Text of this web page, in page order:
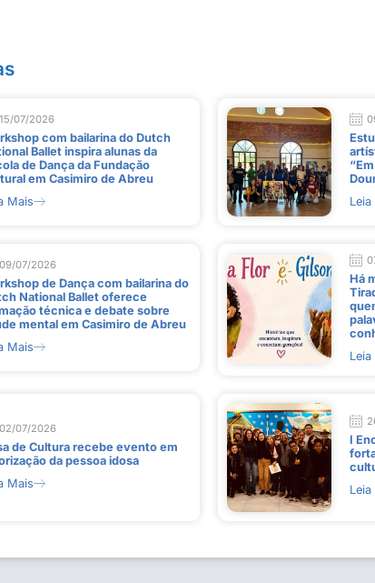
15/07/2026
com bailarina do Dutch
Ballet inspira alunas da
de Dança da Fundação
em Casimiro de Abreu
Mais
Leia
09/07/2026
de Dança com bailarina do
National Ballet oferece
técnica e debate sobre
mental em Casimiro de Abreu
Mais
Há
Leia
02/07/2026
de Cultura recebe evento em
da pessoa idosa
Mais
I
Leia